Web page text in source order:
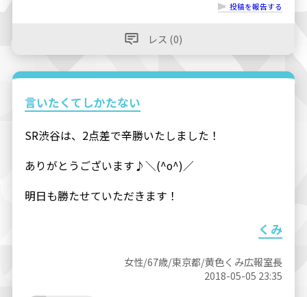
投稿を報告する
レス (0)
言いたくてしかたない
SR渋谷は、2点差で辛勝いたしました！
ありがとうございます♪＼(^o^)／
明日も勝たせていただきます！
くみ
女性/67歳/東京都/黄色くみ広報室長
2018-05-05 23:35